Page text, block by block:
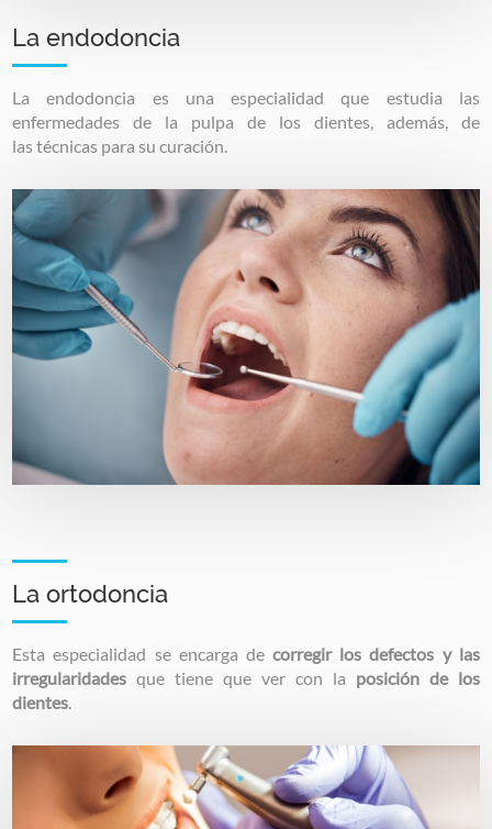
La endodoncia
La endodoncia es una especialidad que estudia las
enfermedades de la pulpa de los dientes, además, de
las técnicas para su curación.
Image
La ortodoncia
Esta especialidad se encarga decorregir los defectos y las
irregularidades que tiene que ver con la posición de los
dientes.